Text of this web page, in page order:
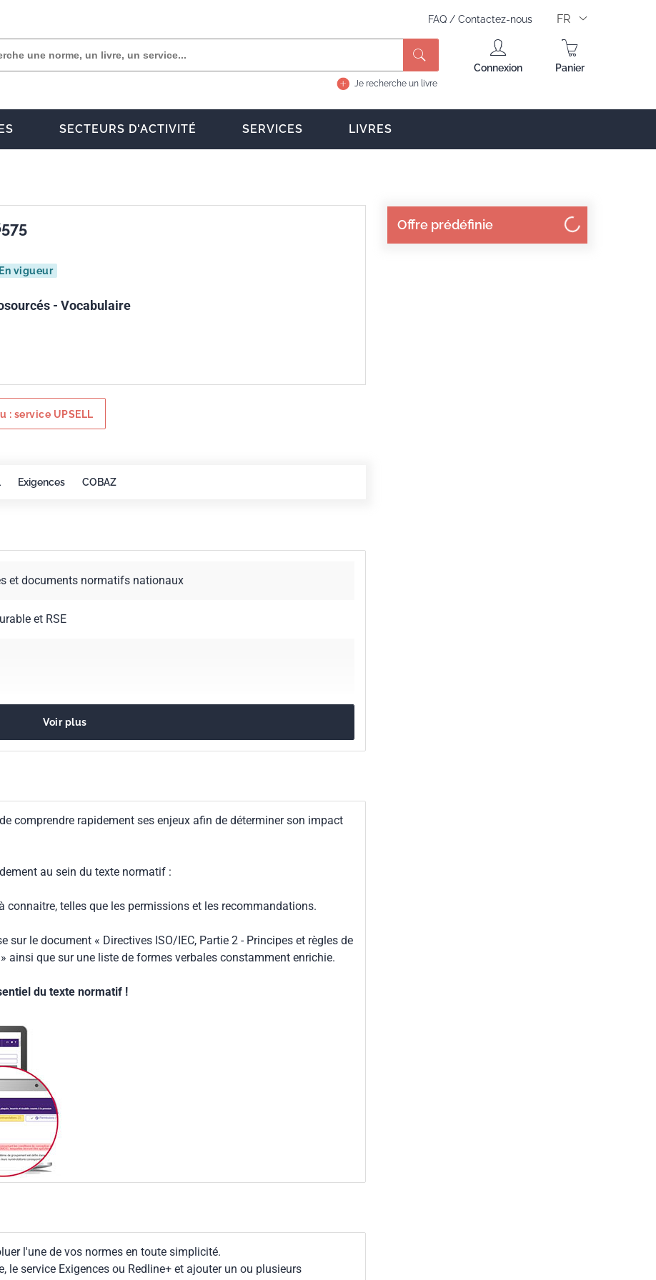
FAQ / Contactez-nous FR
Je recherche un livre
Connexion Panier
SECTEURS D'ACTIVITÉ SERVICES LIVRES
Offre prédéfinie
En vigueur
- Vocabulaire
: service UPSELL
Exigences COBAZ
et documents normatifs nationaux
et RSE
Voir plus
comprendre rapidement ses enjeux afin de déterminer son impact
au sein du texte normatif :
telles que les permissions et les recommandations.
sur le document « Directives ISO/IEC, Partie 2 - Principes et règles de
ainsi que sur une liste de formes verbales constamment enrichie.
du texte normatif !
l'une de vos normes en toute simplicité.
le service Exigences ou Redline+ et ajouter un ou plusieurs